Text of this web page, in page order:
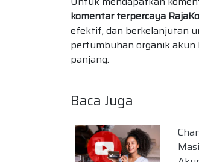
komentar terpercaya
efektif, dan berkelanjutan
pertumbuhan organik
panjang.
Baca Juga